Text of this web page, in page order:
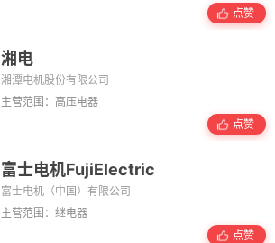
点赞
湘电
湘潭电机股份有限公司
主营范围：高压电器
点赞
富士电机FujiElectric
富士电机（中国）有限公司
主营范围：继电器
点赞